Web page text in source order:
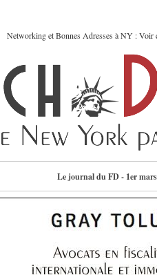
Networking et Bonnes Adresses à NY : Voir
Le journal du FD - 1er